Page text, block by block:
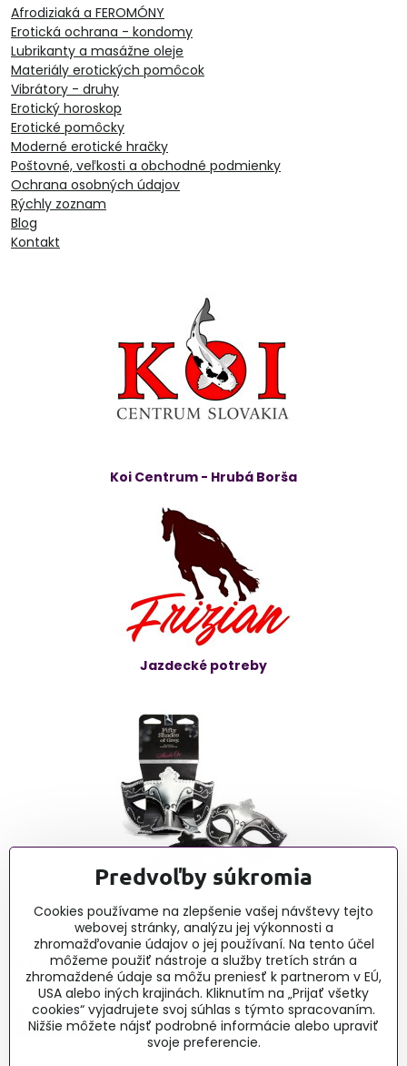
Afrodiziaká a FEROMÓNY
Erotická ochrana - kondomy
Lubrikanty a masážne oleje
Materiály erotických pomôcok
Vibrátory - druhy
Erotický horoskop
Erotické pomôcky
Moderné erotické hračky
Poštovné, veľkosti a obchodné podmienky
Ochrana osobných údajov
Rýchly zoznam
Blog
Kontakt
Koi Centrum - Hrubá Borša
Jazdecké potreby
Erotické články - blog
0915 732 190, Po-Pia 9:00-16:00
obchod@lussy.sk
Predvoľby súkromia
Cookies používame na zlepšenie vašej návštevy tejto
webovej stránky, analýzu jej výkonnosti a
zhromažďovanie údajov o jej používaní. Na tento účel
môžeme použiť nástroje a služby tretích strán a
zhromaždené údaje sa môžu preniesť k partnerom v EÚ,
USA alebo iných krajinách. Kliknutím na „Prijať všetky
cookies“ vyjadrujete svoj súhlas s týmto spracovaním.
Nižšie môžete nájsť podrobné informácie alebo upraviť
svoje preferencie.